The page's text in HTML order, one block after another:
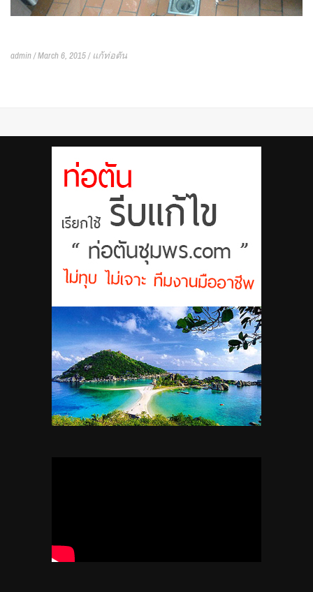
admin / March 6, 2015 /แก้ท่อตัน